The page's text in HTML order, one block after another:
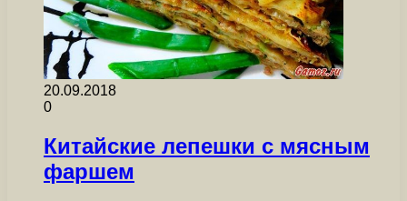
20.09.2018
0
Китайские лепешки с мясным
фаршем